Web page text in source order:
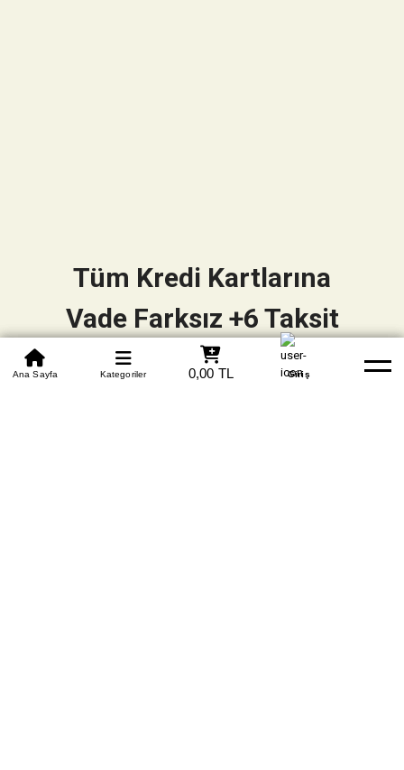
0850 305 09 70
Beden Tablosu Banka Hesapları Whatsapp Yardım
Ana Sayfa Kategoriler 0,00 TL Giriş
Tüm Kredi Kartlarına
Vade Farksız +6 Taksit